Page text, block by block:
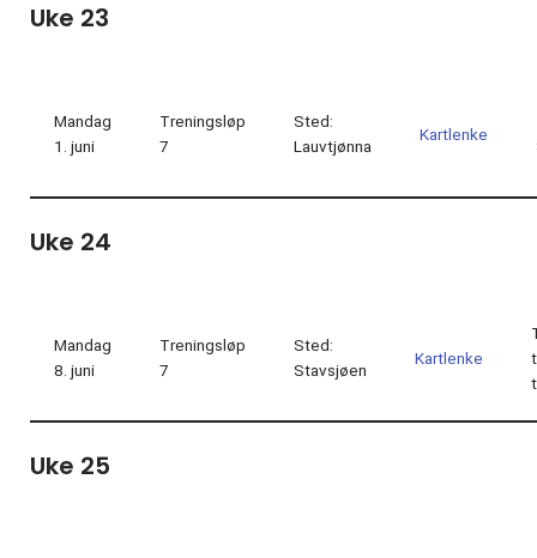
Uke 23
Mandag
1. juni
Treningsløp
7
Sted:
Lauvtjønna
Kartlenke
Uke 24
Mandag
8. juni
Treningsløp
7
Sted:
Stavsjøen
Kartlenke
Uke 25